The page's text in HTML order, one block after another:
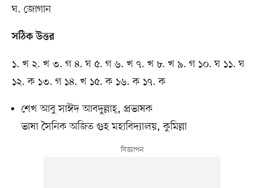
ঘ. জোগান
সঠিক উত্তর
১. খ ২. খ ৩. গ ৪. ঘ ৫. গ ৬. খ ৭. খ ৮. খ ৯. গ ১০. ঘ ১১. ঘ
১২. ক ১৩. গ ১৪. খ ১৫. ক ১৬. ক ১৭. ক
শেখ আবু সাঈদ আবদুল্লাহ্‌, প্রভাষক
ভাষা সৈনিক অজিত গুহ মহাবিদ্যালয়, কুমিল্লা